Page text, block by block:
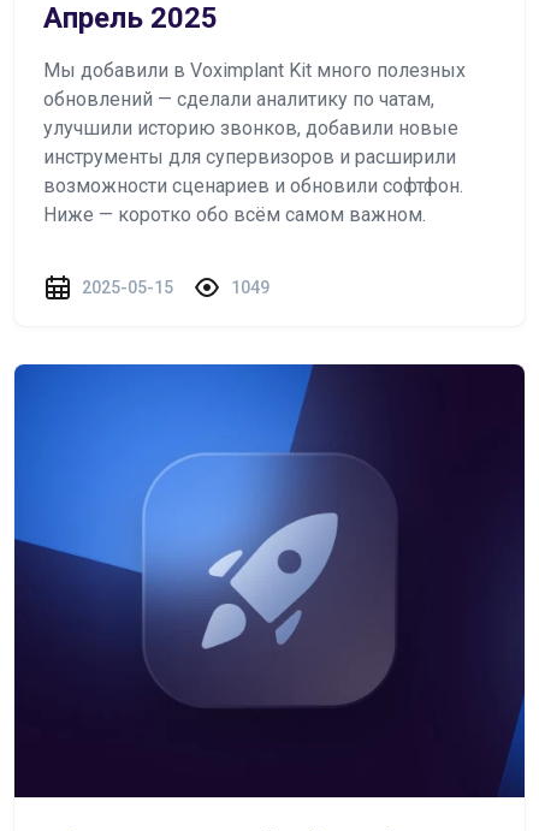
Апрель 2025
Мы добавили в Voximplant Kit много полезных
обновлений — сделали аналитику по чатам,
улучшили историю звонков, добавили новые
инструменты для супервизоров и расширили
возможности сценариев и обновили софтфон.
Ниже — коротко обо всём самом важном.
2025-05-15 1049